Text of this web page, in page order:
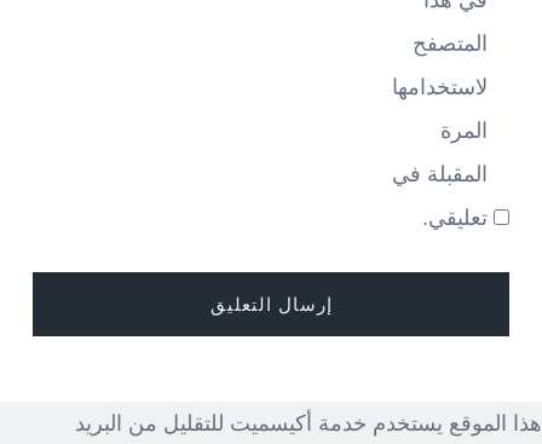
المتصفح
لاستخدامها
المرة
المقبلة في
تعليقي.
هذا الموقع يستخدم خدمة أكيسميت للتقليل من البريد